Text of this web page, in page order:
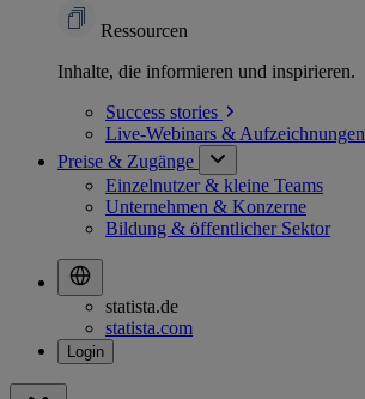
Ressourcen
Inhalte, die informieren und inspirieren.
Success stories
Live-Webinars & Aufzeichnungen
Preise & Zugänge
Einzelnutzer & kleine Teams
Unternehmen & Konzerne
Bildung & öffentlicher Sektor
statista.de
statista.com